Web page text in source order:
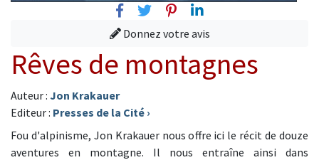
FacebookTwitterPinterest
Linkedin
Donnez votre avis
Rêves de montagnes
Auteur : Jon Krakauer
Editeur : Presses de la Cité ›
Fou d'alpinisme, Jon Krakauer nous offre ici le récit de douze
aventures en montagne. Il nous entraîne ainsi dans